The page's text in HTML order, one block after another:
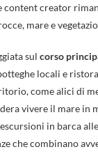
content creator
mare e
sul corso
locali e
come alici di
vivere il mare in
in barca
che combinano